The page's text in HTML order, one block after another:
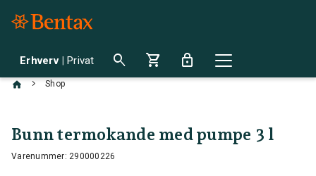
Erhverv | Privat search shopping_cart lock
chevron_right Shop
Bunn termokande med pumpe 3 l
Varenummer: 290000226